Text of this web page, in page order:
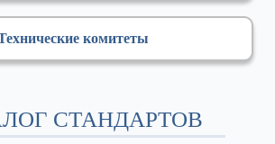
комитеты
СТАНДАРТОВ